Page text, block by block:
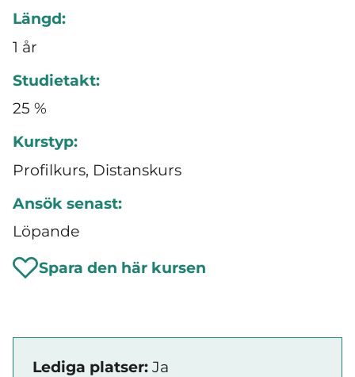
Längd:
1 år
Studietakt:
25 %
Kurstyp:
Profilkurs, Distanskurs
Ansök senast:
Löpande
Spara den här kursen
Lediga platser: Ja